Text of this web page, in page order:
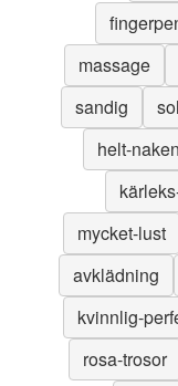
massage
sandig
helt-naken
mycket-lust
avklädning
kvinnlig-
rosa-trosor